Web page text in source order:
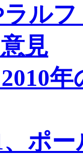
ラル
見
、ポ